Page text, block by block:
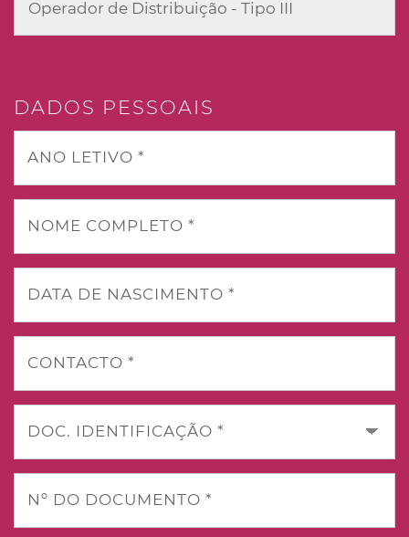
DADOS PESSOAIS
ANO LETIVO *
NOME COMPLETO *
DATA DE NASCIMENTO *
CONTACTO *
DOC. IDENTIFICAÇÃO *
Nº DO DOCUMENTO *